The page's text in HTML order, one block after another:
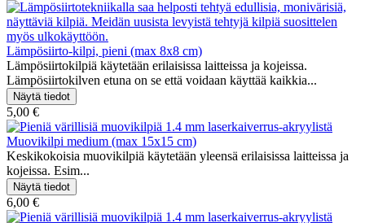
Lämpösiirto-kilpi, pieni (max 8x8 cm)
Lämpösiirtokilpiä käytetään erilaisissa laitteissa ja kojeissa.
Lämpösiirtokilven etuna on se että voidaan käyttää kaikkia...
5,00 €
Muovikilpi medium (max 15x15 cm)
Keskikokoisia muovikilpiä käytetään yleensä erilaisissa laitteissa ja
kojeissa. Esim...
6,00 €